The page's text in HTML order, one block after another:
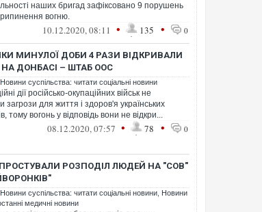
наших бригад зафіксовано 9 порушень
вогню.
10.12.2020, 08:11 • 135 • 0
МИНУЛОЇ ДОБИ 4 РАЗИ ВІДКРИВАЛИ
ДОНБАСІ – ШТАБ ООС
Новини суспільства: читати соціальні новини
дії російсько-окупаційних військ не
загрози для життя і здоров'я українських
тому вогонь у відповідь вони не відкри...
08.12.2020, 07:57 • 78 • 0
РОЗПОДІЛ ЛЮДЕЙ НА "СОВ"
Новини суспільства: читати соціальні новини Новини
медичні новини